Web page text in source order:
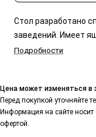
Стол разработано
заведений. Имеет
Подробности
Цена может изменяться в
Перед покупкой уточняйте
Информация на сайте носит
офертой.